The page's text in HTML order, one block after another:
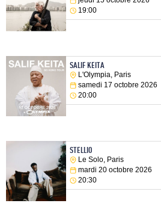
19:00
SALIF KEITA
L'Olympia, Paris
samedi 17 octobre 2026
20:00
STELLIO
Le Solo, Paris
mardi 20 octobre 2026
20:30